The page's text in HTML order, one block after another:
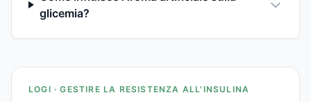
glicemia?
LOGI · GESTIRE LA RESISTENZA ALL'INSULINA